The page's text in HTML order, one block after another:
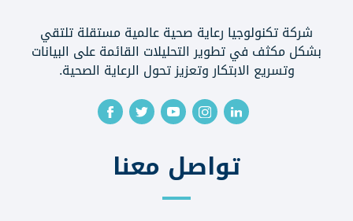
شركة تكنولوجيا رعاية صحية عالمية مستقلة تلتقي
بشكل مكثف في تطوير التحليلات القائمة على البيانات
وتسريع الابتكار وتعزيز تحول الرعاية الصحية.
تواصل معنا